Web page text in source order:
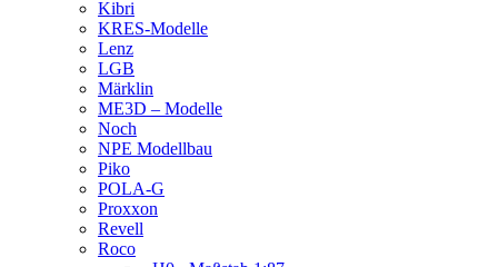
Kibri
KRES-Modelle
Lenz
LGB
Märklin
ME3D – Modelle
Noch
NPE Modellbau
Piko
POLA-G
Proxxon
Revell
Roco